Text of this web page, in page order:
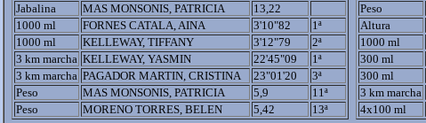
Jabalina
MAS MONSONIS, PATRICIA
13,22
1000 ml
FORNES CATALA, AINA 3'10"82
1ª
1000 ml
KELLEWAY, TIFFANY 3'12"79
2ª
3 km marcha KELLEWAY, YASMIN 22'45"09
1ª
3 km marcha PAGADOR MARTIN, CRISTINA 23"01'20
3ª
Peso
MAS MONSONIS, PATRICIA 5,9
11ª
Peso
MORENO TORRES, BELEN 5,42 13ª
Peso
Altura
1000 ml
300 ml
300 ml
3 km marcha
4x100 ml